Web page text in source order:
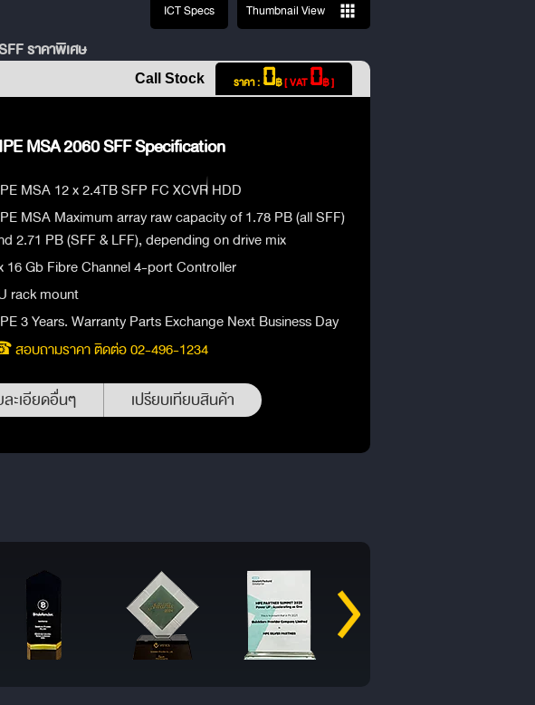
ICT Specs Thumbnail View
ราคาพิเศษ
ราคา : 0฿[ VAT0฿ ]
Call Stock
MSA 2060 SFF Specification
MSA 12 x 2.4TB SFP FC XCVR HDD
MSA Maximum array raw capacity of 1.78 PB (all SFF)
2.71 PB (SFF & LFF), depending on drive mix
16 Gb Fibre Channel 4-port Controller
rack mount
3 Years. Warranty Parts Exchange Next Business Day
สอบถามราคา ติดต่อ 02-496-1234
ละเอียดอื่นๆ เปรียบเทียบสินค้า